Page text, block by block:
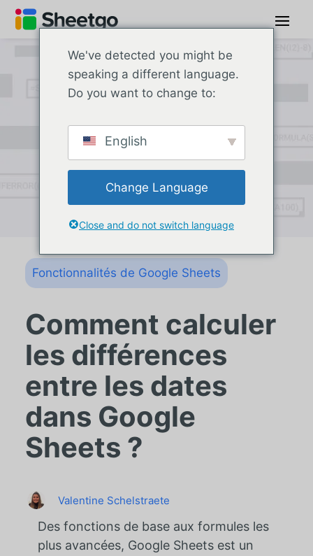
Fonctionnalités de Google Sheets
Comment calculer
les différences
entre les dates
dans Google
Sheets ?
Valentine Schelstraete
Des fonctions de base aux formules les
plus avancées, Google Sheets est un
We've detected you might be
speaking a different language.
Do you want to change to:
English
Change Language
Close and do not switch language